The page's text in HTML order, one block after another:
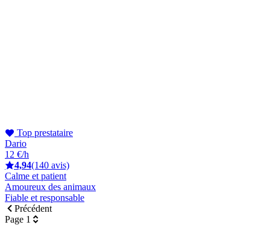
Top prestataire
Dario
12 €/h
4,94(140 avis)
Calme et patient
Amoureux des animaux
Fiable et responsable
Précédent
Page 1